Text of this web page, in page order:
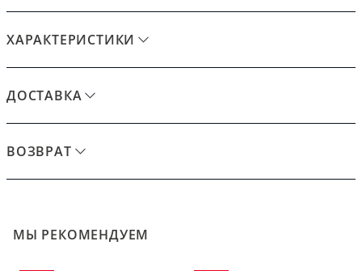
ХАРАКТЕРИСТИКИ
ДОСТАВКА
ВОЗВРАТ
МЫ РЕКОМЕНДУЕМ